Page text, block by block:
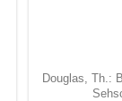
Douglas, Th.: